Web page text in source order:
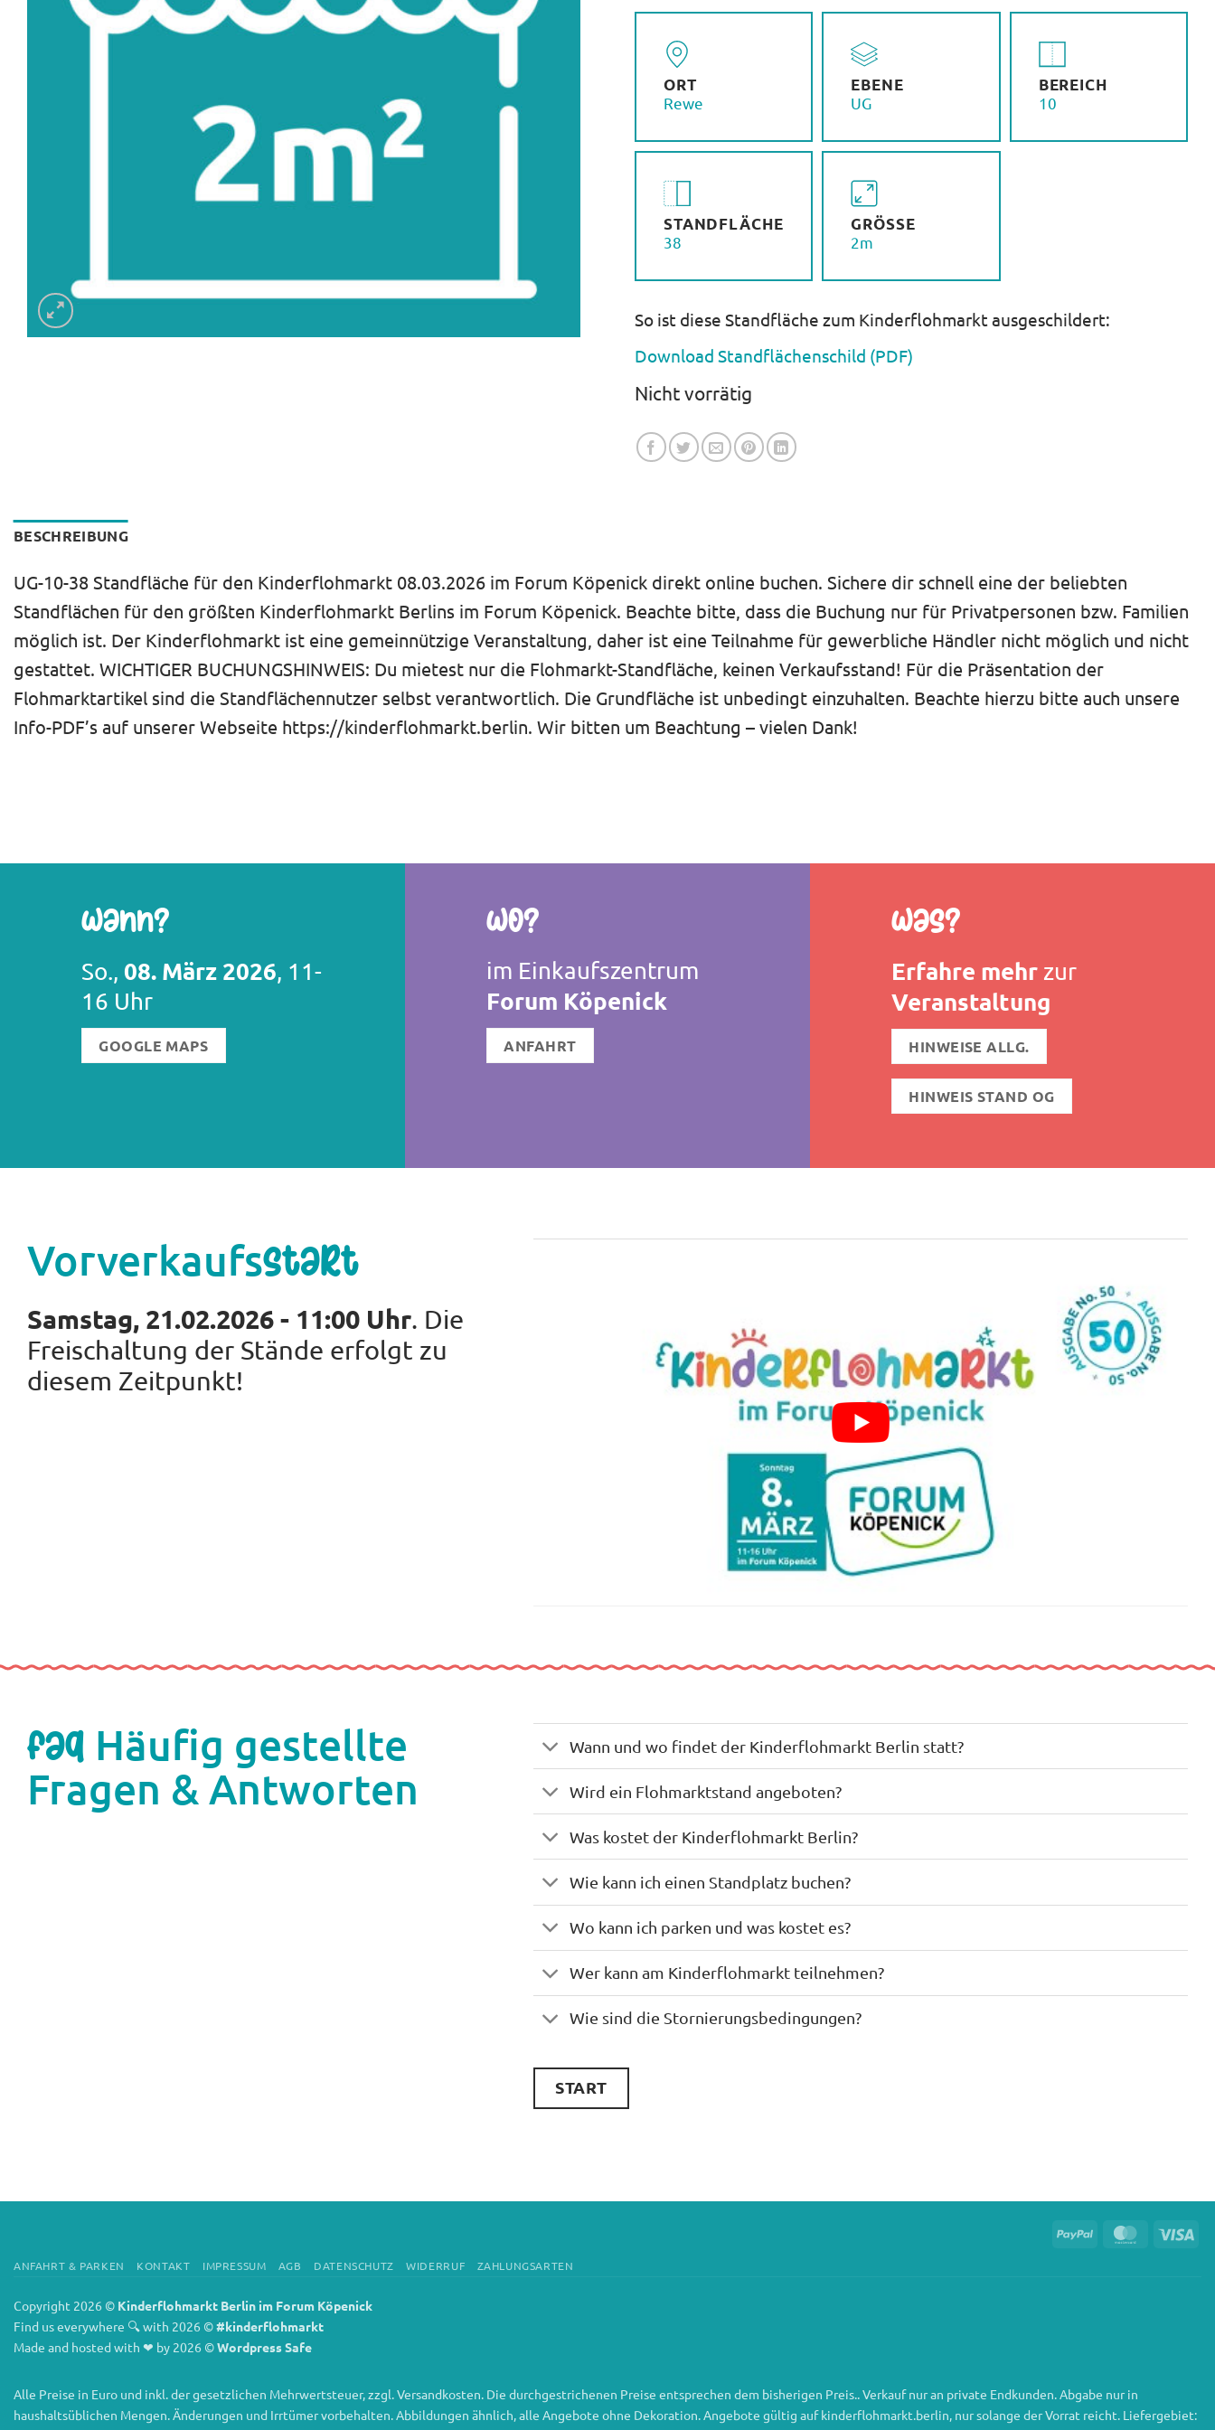
ORT
Rewe
EBENE
UG
BEREICH
10
STANDFLÄCHE
38
GRÖSSE
2m
So ist diese Standfläche zum Kinderflohmarkt ausgeschildert:
Download Standflächenschild (PDF)
Nicht vorrätig
BESCHREIBUNG
UG-10-38 Standfläche für den Kinderflohmarkt 08.03.2026 im Forum Köpenick direkt online buchen. Sichere dir schnell eine der beliebten
Standflächen für den größten Kinderflohmarkt Berlins im Forum Köpenick. Beachte bitte, dass die Buchung nur für Privatpersonen bzw. Familien
möglich ist. Der Kinderflohmarkt ist eine gemeinnützige Veranstaltung, daher ist eine Teilnahme für gewerbliche Händler nicht möglich und nicht
gestattet. WICHTIGER BUCHUNGSHINWEIS: Du mietest nur die Flohmarkt-Standfläche, keinen Verkaufsstand! Für die Präsentation der
Flohmarktartikel sind die Standflächennutzer selbst verantwortlich. Die Grundfläche ist unbedingt einzuhalten. Beachte hierzu bitte auch unsere
Info-PDF’s auf unserer Webseite https://kinderflohmarkt.berlin. Wir bitten um Beachtung – vielen Dank!
Wann?
So., 08. März 2026, 11-
16 Uhr
GOOGLE MAPS
Wo?
im Einkaufszentrum
Forum Köpenick
ANFAHRT
Was?
Erfahre mehrzur
Veranstaltung
HINWEISE ALLG.
HINWEIS STAND OG
Vorverkaufsstart
Samstag, 21.02.2026 - 11:00 Uhr. Die
Freischaltung der Stände erfolgt zu
diesem Zeitpunkt!
FAQ Häufig gestellte
Fragen & Antworten
Wann und wo findet der Kinderflohmarkt Berlin statt?
Wird ein Flohmarktstand angeboten?
Was kostet der Kinderflohmarkt Berlin?
Wie kann ich einen Standplatz buchen?
Wo kann ich parken und was kostet es?
Wer kann am Kinderflohmarkt teilnehmen?
Wie sind die Stornierungsbedingungen?
START
PayPal MasterCard
ANFAHRT & PARKEN KONTAKT IMPRESSUM AGB DATENSCHUTZ WIDERRUF ZAHLUNGSARTEN
Copyright 2026 © Kinderflohmarkt Berlin im Forum Köpenick
Find us everywhere 🔍 with 2026 ©#kinderflohmarkt
Made and hosted with ❤ by 2026 ©Wordpress Safe
Alle Preise in Euro und inkl. der gesetzlichen Mehrwertsteuer, zzgl. Versandkosten. Die durchgestrichenen Preise entsprechen dem bisherigen Preis.. Verkauf nur an private Endkunden. Abgabe nur in
haushaltsüblichen Mengen. Änderungen und Irrtümer vorbehalten. Abbildungen ähnlich, alle Angebote ohne Dekoration. Angebote gültig auf kinderflohmarkt.berlin, nur solange der Vorrat reicht. Liefergebiet: